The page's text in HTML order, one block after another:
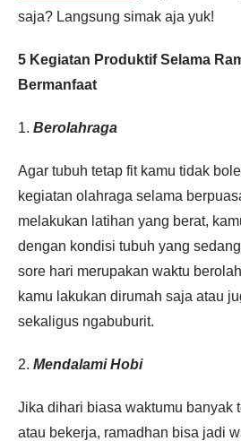
saja? Langsung simak aja yuk!
5 Kegiatan Produktif Selama
Bermanfaat
1. Berolahraga
Agar tubuh tetap fit kamu tidak
kegiatan olahraga selama
melakukan latihan yang berat,
dengan kondisi tubuh yang
sore hari merupakan waktu
kamu lakukan dirumah saja atau
sekaligus ngabuburit.
2. Mendalami Hobi
Jika dihari biasa waktumu banyak
atau bekerja, ramadhan bisa jadi